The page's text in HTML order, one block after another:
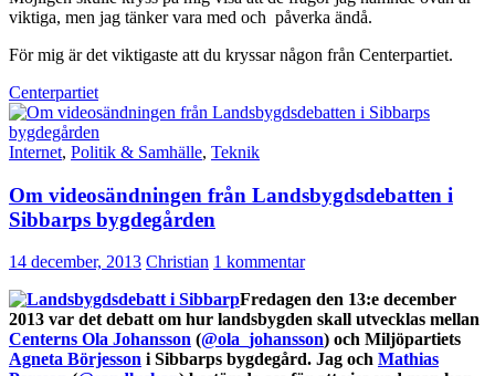
viktiga, men jag tänker vara med och påverka ändå.
För mig är det viktigaste att du kryssar någon från Centerpartiet.
Centerpartiet
Internet, Politik & Samhälle, Teknik
Om videosändningen från Landsbygdsdebatten i
Sibbarps bygdegården
14 december, 2013 Christian 1 kommentar
Fredagen den 13:e december
2013 var det debatt om hur landsbygden skall utvecklas mellan
Centerns Ola Johansson (@ola_johansson) och Miljöpartiets
Agneta Börjesson i Sibbarps bygdegård. Jag och Mathias